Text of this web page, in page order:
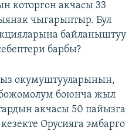
которгон акчасы 33
чыгарыптыр. Бул
байланыштуу
барбы?
окумуштууларынын,
боюнча жыл
акчасы 50 пайызга
Орусияга эмбарго